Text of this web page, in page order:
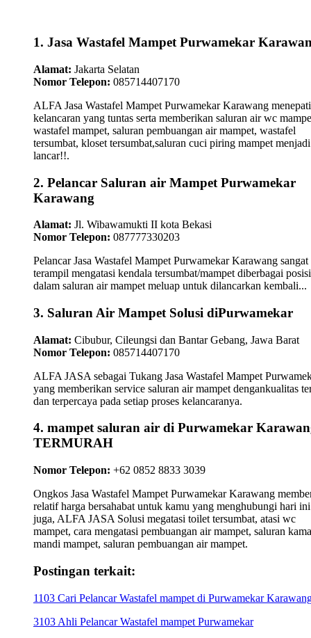
1. Jasa Wastafel Mampet Purwamekar
Alamat: Jakarta Selatan
Nomor Telepon: 085714407170
ALFA Jasa Wastafel Mampet Purwamekar Karawang menepati
kelancaran yang tuntas serta memberikan saluran air wc
wastafel mampet, saluran pembuangan air mampet, wastafel
tersumbat, kloset tersumbat,saluran cuci piring mampet menjadi
lancar!!.
2. Pelancar Saluran air Mampet Purwamekar
Karawang
Alamat: Jl. Wibawamukti II kota Bekasi
Nomor Telepon: 087777330203
Pelancar Jasa Wastafel Mampet Purwamekar Karawang sangat
terampil mengatasi kendala tersumbat/mampet diberbagai
dalam saluran air mampet meluap untuk dilancarkan kembali...
3. Saluran Air Mampet Solusi diPurwamekar
Alamat: Cibubur, Cileungsi dan Bantar Gebang, Jawa Barat
Nomor Telepon: 085714407170
ALFA JASA sebagai Tukang Jasa Wastafel Mampet
yang memberikan service saluran air mampet dengankualitas
dan terpercaya pada setiap proses kelancaranya.
4. mampet saluran air di Purwamekar
TERMURAH
Nomor Telepon: +62 0852 8833 3039
Ongkos Jasa Wastafel Mampet Purwamekar Karawang
relatif harga bersahabat untuk kamu yang menghubungi hari ini
juga, ALFA JASA Solusi megatasi toilet tersumbat, atasi wc
mampet, cara mengatasi pembuangan air mampet, saluran
mandi mampet, saluran pembuangan air mampet.
Postingan terkait:
1103 Cari Pelancar Wastafel mampet di Purwamekar
3103 Ahli Pelancar Wastafel mampet Purwamekar